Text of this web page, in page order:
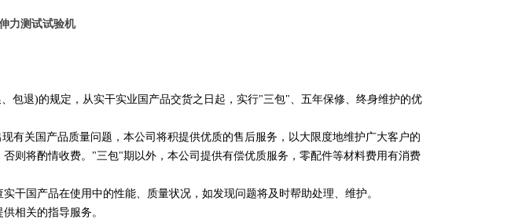
力测试试验机
包退)的规定，从实干实业国产品交货之日起，实行"三包"、五年保修、终身维护的优
有关国产品质量问题，本公司将积提供优质的售后服务，以大限度地维护广大客户的
则将酌情收费。"三包"期以外，本公司提供有偿优质服务，零配件等材料费用有消费
干国产品在使用中的性能、质量状况，如发现问题将及时帮助处理、维护。
相关的指导服务。